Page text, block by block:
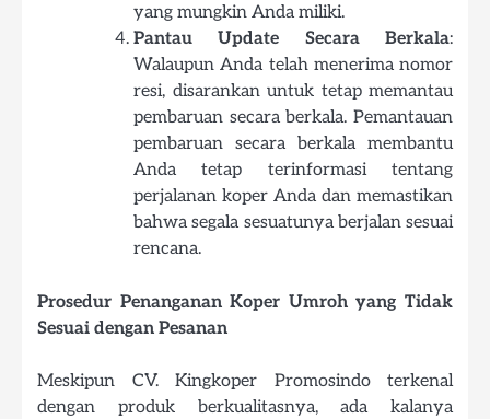
yang mungkin Anda miliki.
Pantau Update Secara Berkala:
Walaupun Anda telah menerima nomor
resi, disarankan untuk tetap memantau
pembaruan secara berkala. Pemantauan
pembaruan secara berkala membantu
Anda tetap terinformasi tentang
perjalanan koper Anda dan memastikan
bahwa segala sesuatunya berjalan sesuai
rencana.
Prosedur Penanganan Koper Umroh yang Tidak
Sesuai dengan Pesanan
Meskipun CV. Kingkoper Promosindo terkenal
dengan produk berkualitasnya, ada kalanya